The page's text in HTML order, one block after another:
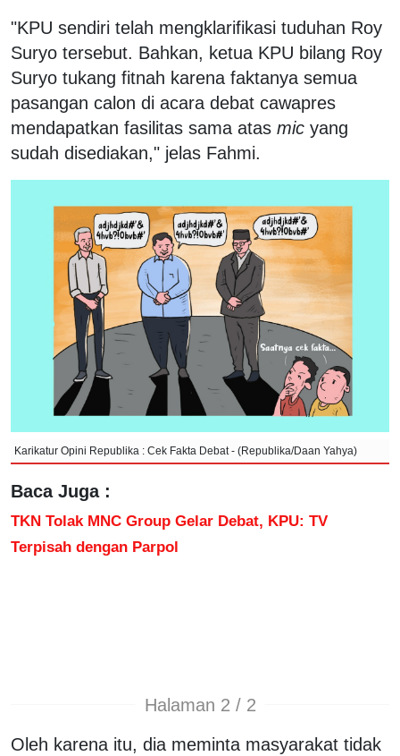
"KPU sendiri telah mengklarifikasi tuduhan Roy
Suryo tersebut. Bahkan, ketua KPU bilang Roy
Suryo tukang fitnah karena faktanya semua
pasangan calon di acara debat cawapres
mendapatkan fasilitas sama atas mic yang
sudah disediakan," jelas Fahmi.
Karikatur Opini Republika : Cek Fakta Debat - (Republika/Daan Yahya)
Baca Juga :
TKN Tolak MNC Group Gelar Debat, KPU: TV
Terpisah dengan Parpol
Halaman 2 / 2
Oleh karena itu, dia meminta masyarakat tidak